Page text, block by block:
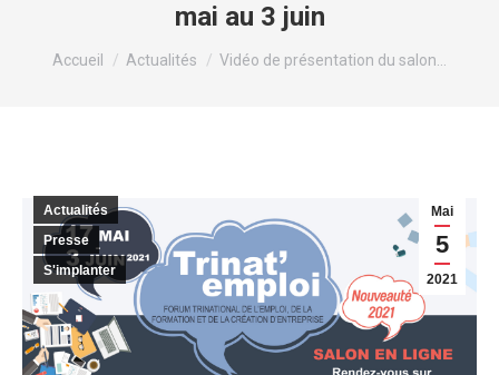
mai au 3 juin
Vous êtes ici :
Accueil Actualités Vidéo de présentation du salon…
Mai
5
2021
Actualités
Presse
S'implanter